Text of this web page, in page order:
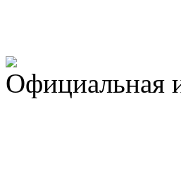
Официальная